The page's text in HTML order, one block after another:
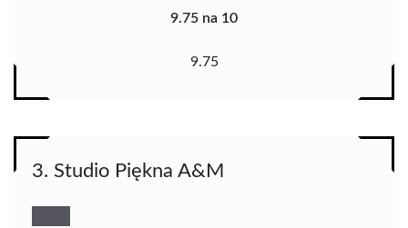
9.75 na 10
9.75
3. Studio Piękna A&M